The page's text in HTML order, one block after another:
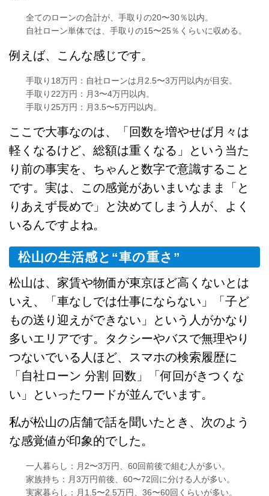
全てのローンの合計が、手取りの20〜30％以内。
自社ローン単体では、手取りの15〜25％くらいに収める。
例えば、こんな感じです。
手取り18万円：自社ローンは月2.5〜3万円以内が目安。
手取り22万円：月3〜4万円以内。
手取り25万円：月3.5〜5万円以内。
ここで大事なのは、「回数を増やせば月々は
軽くなるけど、総額は重くなる」という当た
り前の事実を、ちゃんと数字で意識すること
です。実は、この感覚があいまいなまま「と
りあえず長めで」と決めてしまう人が、よく
いるんですよね。
松山の生活感と“車の重さ”
松山は、家賃や物価が東京ほど高くないとは
いえ、「車なしでは仕事にならない」「子ど
もの送り迎えができない」という人がかなり
多いエリアです。タクシーやバスで無理やり
つないでいる人ほど、スマホの検索履歴に
「自社ローン 分割 回数」「何回がきつくな
い」といったワードが並んでいます。
私が松山の店舗で話を聞いたとき、次のよう
な感覚値が印象的でした。
一人暮らし：月2〜3万円、60回前後で組む人が多い。
家族持ち：月3万円前後、60〜72回に分ける人が多い。
実家暮らし：月1.5〜2.5万円、36〜60回くらいが多い。